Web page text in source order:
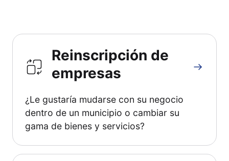
Reinscripción de
empresas
¿Le gustaría mudarse con su negocio
dentro de un municipio o cambiar su
gama de bienes y servicios?